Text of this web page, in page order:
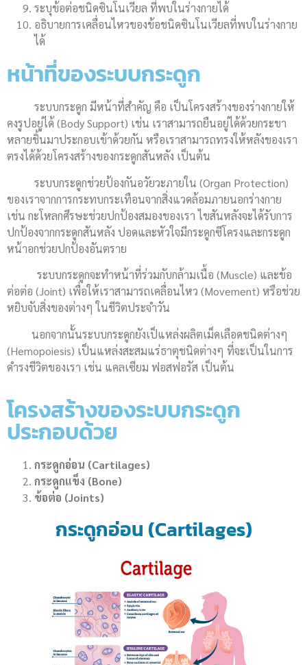
ระบุข้อต่อชนิดซินโนเวียล ที่พบในร่างกายได้
อธิบายการเคลื่อนไหวของข้อชนิดซินโนเวียลที่พบในร่างกาย
ได้
หน้าที่ของระบบกระดูก
ระบบกระดูก มีหน้าที่สำคัญ คือ เป็นโครงสร้างของร่างกายให้
คงรูปอยู่ได้ (Body Support) เช่น เราสามารถยืนอยู่ได้ด้วยกระขา
หลายชิ้นมาประกอบเข้าด้วยกัน หรือเราสามารถทรงให้หลังของเรา
ตรงได้ด้วยโครงสร้างของกระดูกสันหลัง เป็นต้น
ระบบกระดูกช่วยป้องกันอวัยวะภายใน (Organ Protection)
ของเราจากการกระทบกระเทือนจากสิ่งแวดล้อมภายนอกร่างกาย
เช่น กะโหลกศีรษะช่วยปกป้องสมองของเรา ไขสันหลังจะได้รับการ
ปกป้องจากกระดูกสันหลัง ปอดและหัวใจมีกระดูกซีโครงและกระดูก
หน้าอกช่วยปกป้องอันตราย
ระบบกระดูกจะทำหน้าที่ร่วมกับกล้ามเนื้อ (Muscle) และข้อ
ต่อต่อ (Joint) เพื่อให้เราสามารถเคลื่อนไหว (Movement) หรือช่วย
หยิบจับสิ่งของต่างๆ ในชีวิตประจำวัน
นอกจากนั้นระบบกระดูกยังเป็แหล่งผลิตเม็ดเลือดชนิดต่างๆ
(Hemopoiesis) เป็นแหล่งสะสมแร่ธาตุชนิดต่างๆ ที่จะเป็นในการ
ดำรงชีวิตของเรา เช่น แคลเซียม ฟอสฟอรัส เป็นต้น
โครงสร้างของระบบกระดูก
ประกอบด้วย
กระดูกอ่อน (Cartilages)
กระดูกแข็ง (Bone)
ข้อต่อ (Joints)
กระดูกอ่อน (Cartilages)